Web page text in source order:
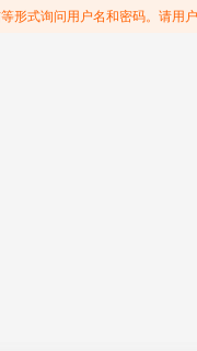
式询问用户名和密码。请用